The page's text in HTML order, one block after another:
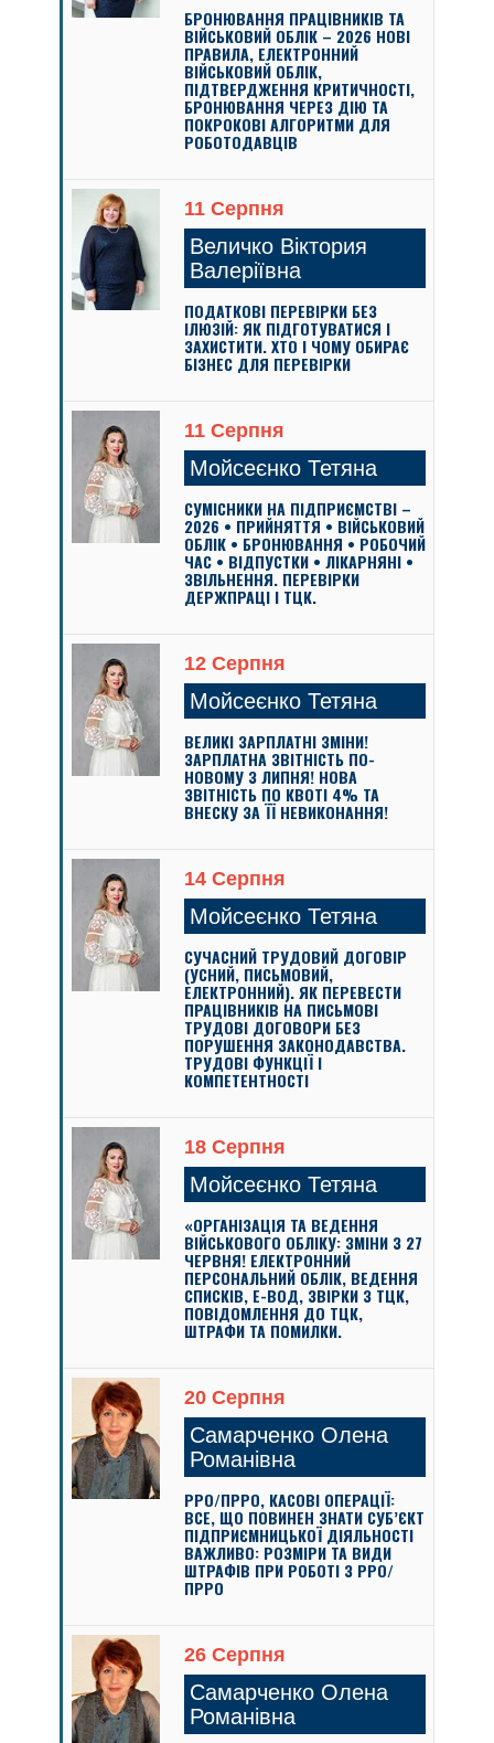
БРОНЮВАННЯ ПРАЦІВНИКІВ ТА
ВІЙСЬКОВИЙ ОБЛІК – 2026 НОВІ
ПРАВИЛА, ЕЛЕКТРОННИЙ
ВІЙСЬКОВИЙ ОБЛІК,
ПІДТВЕРДЖЕННЯ КРИТИЧНОСТІ,
БРОНЮВАННЯ ЧЕРЕЗ ДІЮ ТА
ПОКРОКОВІ АЛГОРИТМИ ДЛЯ
РОБОТОДАВЦІВ
11 Серпня
Величко Віктория
Валеріївна
ПОДАТКОВІ ПЕРЕВІРКИ БЕЗ
ІЛЮЗІЙ: ЯК ПІДГОТУВАТИСЯ І
ЗАХИСТИТИ. ХТО І ЧОМУ ОБИРАЄ
БІЗНЕС ДЛЯ ПЕРЕВІРКИ
11 Серпня
Мойсеєнко Тетяна
СУМІСНИКИ НА ПІДПРИЄМСТВІ –
2026 • ПРИЙНЯТТЯ • ВІЙСЬКОВИЙ
ОБЛІК • БРОНЮВАННЯ • РОБОЧИЙ
ЧАС • ВІДПУСТКИ • ЛІКАРНЯНІ •
ЗВІЛЬНЕННЯ. ПЕРЕВІРКИ
ДЕРЖПРАЦІ І ТЦК.
12 Серпня
Мойсеєнко Тетяна
ВЕЛИКІ ЗАРПЛАТНІ ЗМІНИ!
ЗАРПЛАТНА ЗВІТНІСТЬ ПО-
НОВОМУ З ЛИПНЯ! НОВА
ЗВІТНІСТЬ ПО КВОТІ 4% ТА
ВНЕСКУ ЗА ЇЇ НЕВИКОНАННЯ!
14 Серпня
Мойсеєнко Тетяна
СУЧАСНИЙ ТРУДОВИЙ ДОГОВІР
(УСНИЙ, ПИСЬМОВИЙ,
ЕЛЕКТРОННИЙ). ЯК ПЕРЕВЕСТИ
ПРАЦІВНИКІВ НА ПИСЬМОВІ
ТРУДОВІ ДОГОВОРИ БЕЗ
ПОРУШЕННЯ ЗАКОНОДАВСТВА.
ТРУДОВІ ФУНКЦІЇ І
КОМПЕТЕНТНОСТІ
18 Серпня
Мойсеєнко Тетяна
«ОРГАНІЗАЦІЯ ТА ВЕДЕННЯ
ВІЙСЬКОВОГО ОБЛІКУ: ЗМІНИ З 27
ЧЕРВНЯ! ЕЛЕКТРОННИЙ
ПЕРСОНАЛЬНИЙ ОБЛІК, ВЕДЕННЯ
СПИСКІВ, Е-ВОД, ЗВІРКИ З ТЦК,
ПОВІДОМЛЕННЯ ДО ТЦК,
ШТРАФИ ТА ПОМИЛКИ.
20 Серпня
Самарченко Олена
Романівна
РРО/ПРРО, КАСОВІ ОПЕРАЦІЇ:
ВСЕ, ЩО ПОВИНЕН ЗНАТИ СУБ’ЄКТ
ПІДПРИЄМНИЦЬКОЇ ДІЯЛЬНОСТІ
ВАЖЛИВО: РОЗМІРИ ТА ВИДИ
ШТРАФІВ ПРИ РОБОТІ З РРО/
ПРРО
26 Серпня
Самарченко Олена
Романівна